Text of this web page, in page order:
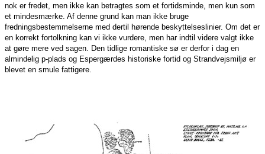
nok er fredet, men ikke kan betragtes som et fortidsminde, men kun som
et mindesmærke. Af denne grund kan man ikke bruge
fredningsbestemmelserne med dertil hørende beskyttelseslinier. Om det er
en korrekt fortolkning kan vi ikke vurdere, men har indtil videre valgt ikke
at gøre mere ved sagen. Den tidlige romantiske sø er derfor i dag en
almindelig p-plads og Espergærdes historiske fortid og Strandvejsmiljø er
blevet en smule fattigere.